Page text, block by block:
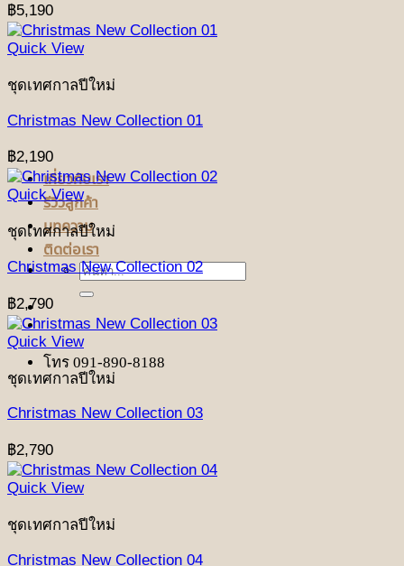
เกี่ยวกับเรา
รีวิวลูกค้า
บทความ
ติดต่อเรา
ค้นหา:
โทร 091-890-8188
฿5,190
Quick View
ชุดเทศกาลปีใหม่
Christmas New Collection 01
฿2,190
Quick View
ชุดเทศกาลปีใหม่
Christmas New Collection 02
฿2,790
Quick View
ชุดเทศกาลปีใหม่
Christmas New Collection 03
฿2,790
Quick View
ชุดเทศกาลปีใหม่
Christmas New Collection 04